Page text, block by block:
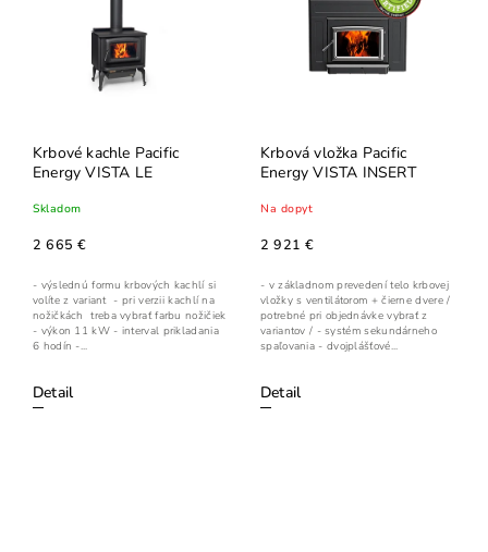
Krbové kachle Pacific
Energy VISTA LE
Skladom
2 665 €
Detail
- výslednú formu krbových kachlí si
volíte z variant - pri verzii kachlí na
nožičkách treba vybrať farbu nožičiek
- výkon 11 kW - interval prikladania
6 hodín -...
Krbová vložka Pacific
Energy VISTA INSERT
Na dopyt
2 921 €
Detail
- v základnom prevedení telo krbovej
vložky s ventilátorom + čierne dvere /
potrebné pri objednávke vybrať z
variantov / - systém sekundárneho
spaľovania - dvojplášťové...